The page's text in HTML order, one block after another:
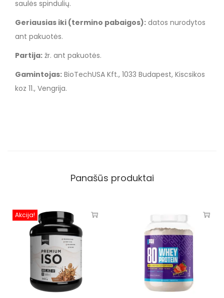
saulės spindulių.
Geriausias iki (termino pabaigos): datos nurodytos
ant pakuotės.
Partija: žr. ant pakuotės.
Gamintojas: BioTechUSA Kft., 1033 Budapest, Kiscsikos
koz 11., Vengrija.
Panašūs produktai
Akcija!